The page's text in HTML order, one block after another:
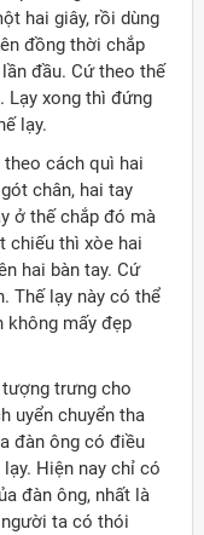
hai giây, rồi dùng
đồng thời chắp
đầu. Cứ theo thế
Lạy xong thì đứng
lạy.
cách quì hai
chân, hai tay
ở thế chắp đó mà
chiếu thì xòe hai
hai bàn tay. Cứ
Thế lạy này có thể
không mấy đẹp
trưng cho
uyển chuyển tha
đàn ông có điều
Hiện nay chỉ có
đàn ông, nhất là
ta có thói